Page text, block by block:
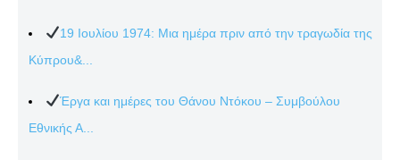
19 Ιουλίου 1974: Μια ημέρα πριν από την τραγωδία της
Κύπρου&...
Έργα και ημέρες του Θάνου Ντόκου – Συμβούλου
Εθνικής Α...